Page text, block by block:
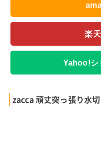
楽
Yahoo!シ
zacca 頑丈突っ張り水